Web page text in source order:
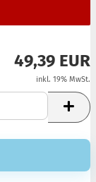
49,39 EUR
inkl. 19% MwSt.